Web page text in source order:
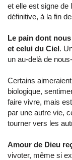
et elle est signe de
définitive, à la fin
Le pain dont
et celui du Ciel.
un au-delà de
Certains
biologique,
faire vivre, mais
par une autre vie,
tourner vers les
Amour de Dieu
vivoter, même si